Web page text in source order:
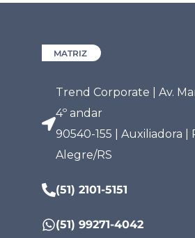
MATRIZ
Trend Corporate | Av.
4º andar
90540-155 | Auxiliadora |
Alegre/RS
(51) 2101-5151
(51) 99271-4042